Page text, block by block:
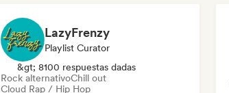
LazyFrenzy
Playlist Curator
&gt; 8100 respuestas dadas
Rock alternativoChill out
Cloud Rap / Hip Hop